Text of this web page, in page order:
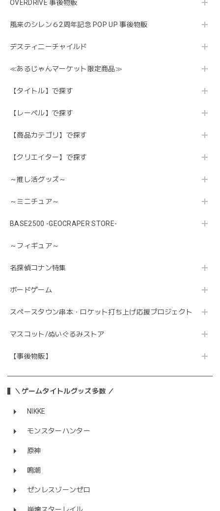
OVERDRIVE 事後物販
風来のシレン６2周年記念 POP UP 事後物販
デスティニーチャイルド
≪あるじゃんマーケット限定商品≫
【タイトル】で探す
【レーベル】で探す
【商品カテゴリ】で探す
【クリエイター】で探す
～推し活グッズ～
～ミニチュア～
BASE2500 -GEOCRAPER STORE-
～フィギュア～
名探偵コナン特集
ボードゲーム
スペースタウン串本・ロケット打ち上げ応援プロジェクト
マスコット/ぬいぐるみストア
【事後物販】
＼ゲームタイトルグッズ多数 ／
NIKKE
モンスターハンター
原神
鳴潮
ゼンレスゾーンゼロ